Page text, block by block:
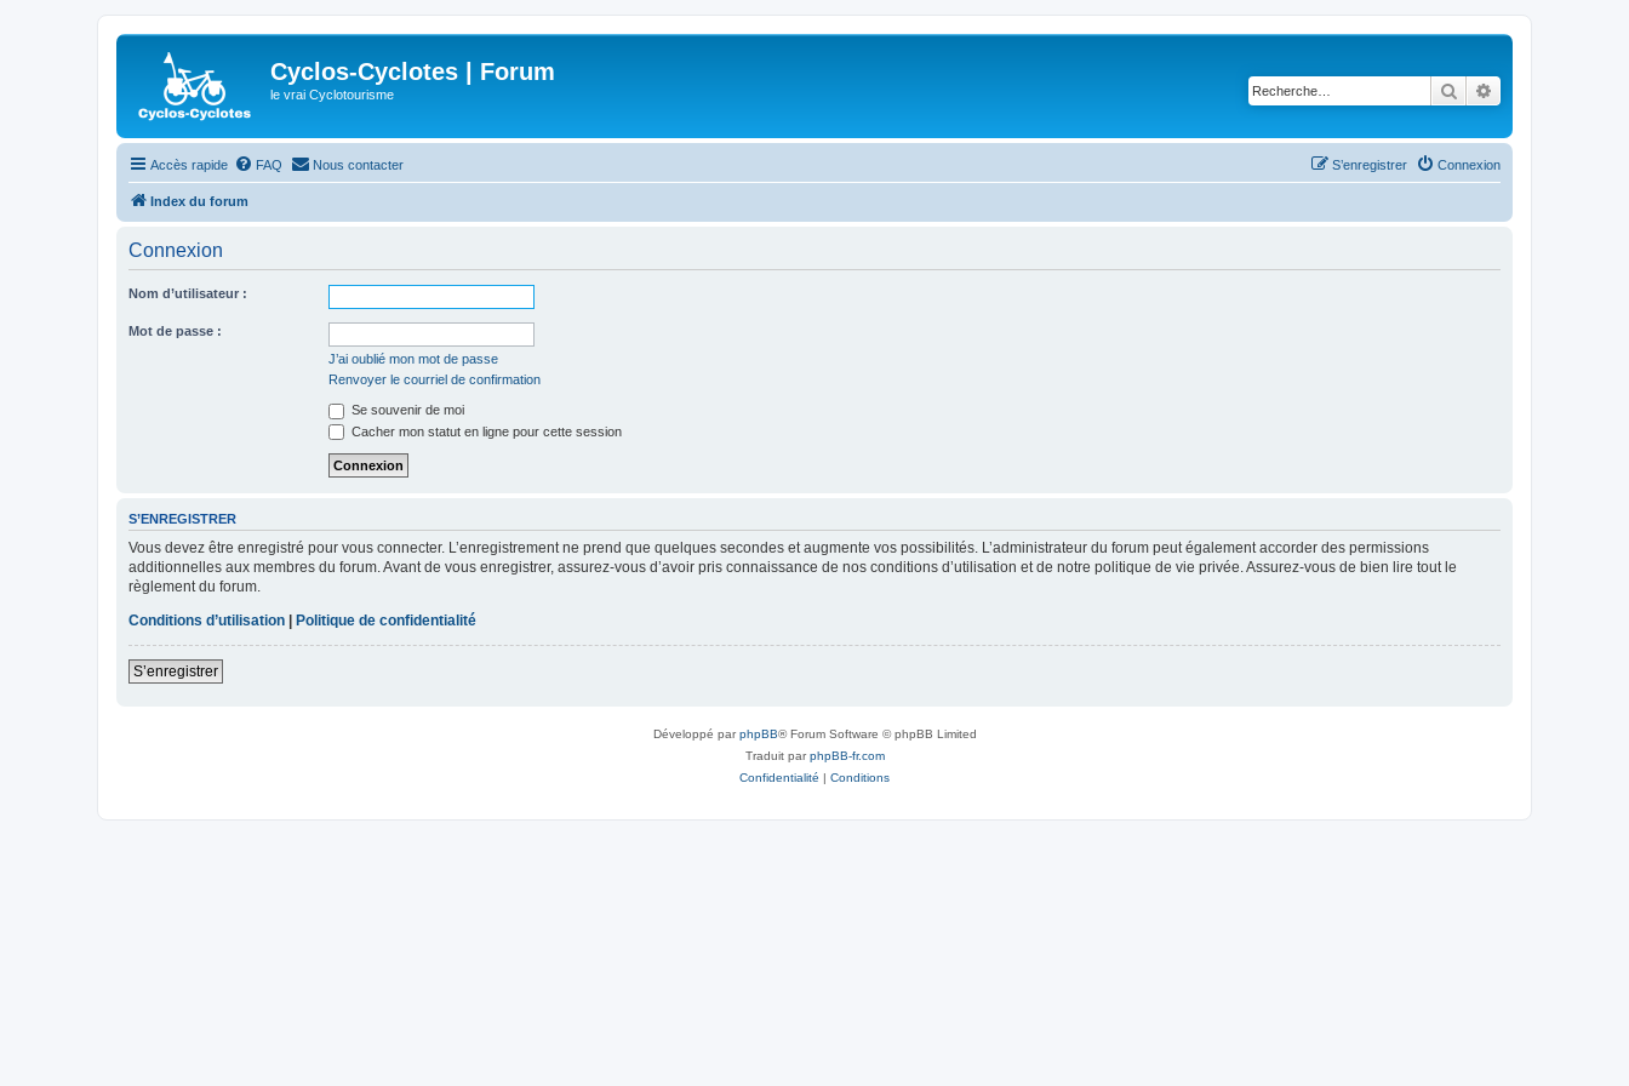
Cyclos-Cyclotes | Forum
le vrai Cyclotourisme Rechercher
Accès rapide FAQ Nous contacter Connexion
S’enregistrer
Index du forum
Connexion
Nom d’utilisateur :
Mot de passe :
J’ai oublié mon mot de passe
Renvoyer le courriel de confirmation
Se souvenir de moi
Cacher mon statut en ligne pour cette session
S’ENREGISTRER
Vous devez être enregistré pour vous connecter. L’enregistrement ne prend que quelques secondes et augmente vos possibilités. L’administrateur du forum peut également accorder des permissions
additionnelles aux membres du forum. Avant de vous enregistrer, assurez-vous d’avoir pris connaissance de nos conditions d’utilisation et de notre politique de vie privée. Assurez-vous de bien lire tout le
règlement du forum.
Conditions d’utilisation | Politique de confidentialité
S’enregistrer
Développé parphpBB® Forum Software © phpBB Limited
Traduit parphpBB-fr.com
Confidentialité | Conditions